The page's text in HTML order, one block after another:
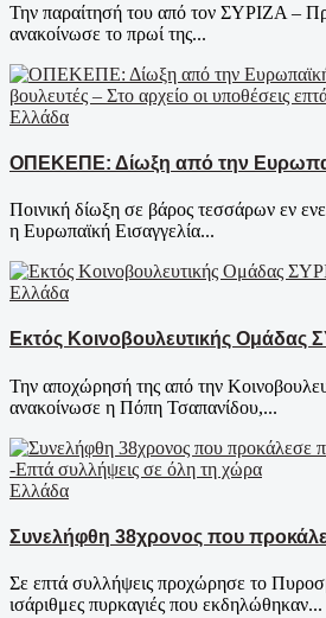
Την παραίτησή του από τον ΣΥΡΙΖΑ –
ανακοίνωσε το πρωί της...
Ελλάδα
ΟΠΕΚΕΠΕ: Δίωξη από την
Ποινική δίωξη σε βάρος τεσσάρων εν
η Ευρωπαϊκή Εισαγγελία...
Ελλάδα
Εκτός Κοινοβουλευτικής Ομάδας
Την αποχώρησή της από την
ανακοίνωσε η Πόπη Τσαπανίδου,...
Ελλάδα
Συνελήφθη 38χρονος που
Σε επτά συλλήψεις προχώρησε το
ισάριθμες πυρκαγιές που εκδηλώθηκαν...